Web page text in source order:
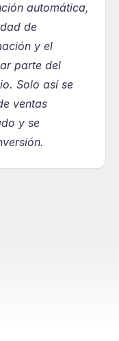
automática,
de
y el
parte del
Solo así se
ventas
y se